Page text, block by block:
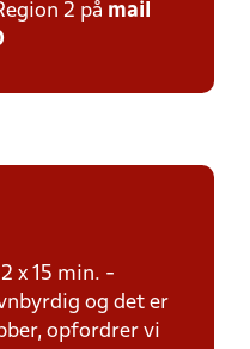
2 på mail
x 15 min. -
og det er
opfordrer vi